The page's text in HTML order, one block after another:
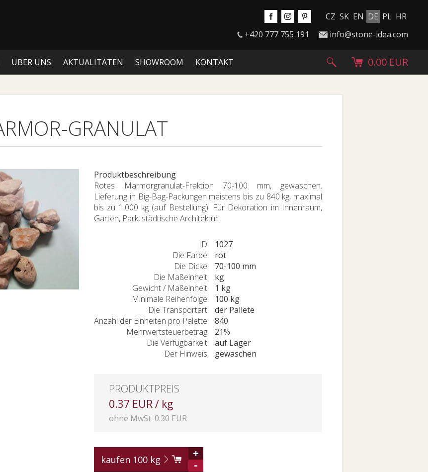
CZ SK EN DE PL HR
+420 777 755 191
info@stone-idea.com
ÜBER UNS AKTUALITÄTEN SHOWROOM KONTAKT 0.00 EUR
GRANULAT
Produktbeschreibung
Rotes Marmorgranulat-Fraktion 70-100 mm, gewaschen.
Lieferung in Big-Bag-Packungen meistens bis zu 840 kg, maximal
bis zu 1.000 kg (auf Bestellung). Für Dekoration im Innenraum,
Garten, Park, städtische Architektur.
ID
1027
Die Farbe
rot
Die Dicke
70-100 mm
Die Maßeinheit
kg
Gewicht / Maßeinheit
1 kg
Minimale Reihenfolge
100 kg
Die Transportart
der Pallete
Anzahl der Einheiten pro Palette
840
Mehrwertsteuerbetrag
21%
Die Verfügbarkeit
auf Lager
Der Hinweis
gewaschen
PRODUKTPREIS
0.37 EUR / kg
ohne MwSt. 0.30 EUR
kaufen 100 kg
+
-